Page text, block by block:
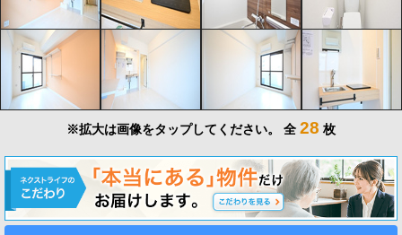
※拡大は画像をタップしてください。 全 28 枚